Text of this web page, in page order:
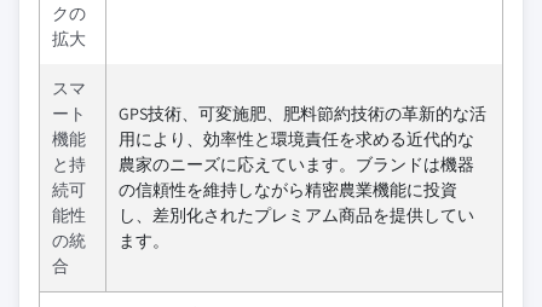
クの
拡大
スマ
ート
機能
と持
続可
能性
の統
合
GPS技術、可変施肥、肥料節約技術の革新的な活
用により、効率性と環境責任を求める近代的な
農家のニーズに応えています。ブランドは機器
の信頼性を維持しながら精密農業機能に投資
し、差別化されたプレミアム商品を提供してい
ます。